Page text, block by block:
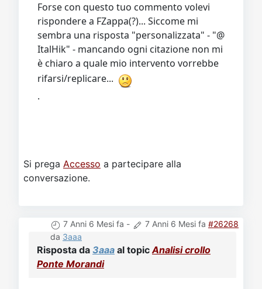
Forse con questo tuo commento volevi
rispondere a FZappa(?)... Siccome mi
sembra una risposta "personalizzata" - "@
ItalHik" - mancando ogni citazione non mi
è chiaro a quale mio intervento vorrebbe
rifarsi/replicare...
.
Si prega Accesso a partecipare alla
conversazione.
7 Anni 6 Mesi fa - 7 Anni 6 Mesi fa #26268
da 3aaa
Risposta da 3aaa al topic Analisi crollo
Ponte Morandi